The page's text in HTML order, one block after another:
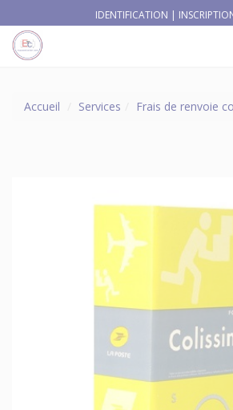
IDENTIFICATION |
Accueil Services Frais de renvoie